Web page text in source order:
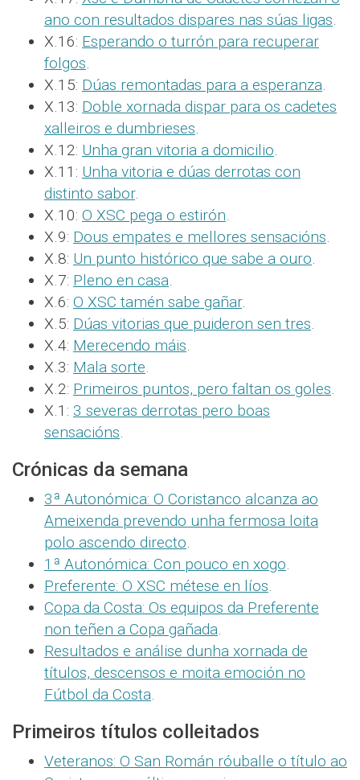
ano con resultados dispares nas súas ligas
X.16: Esperando o turrón para recuperar
folgos
X.15: Dúas remontadas para a esperanza
X.13: Doble xornada dispar para os cadetes
xalleiros e dumbrieses
X.12: Unha gran vitoria a domicilio
X.11: Unha vitoria e dúas derrotas con
distinto sabor.
X.10: O XSC pega o estirón
X.9: Dous empates e mellores sensacións
X.8: Un punto histórico que sabe a ouro
X.7: Pleno en casa
X.6: O XSC tamén sabe gañar.
X.5: Dúas vitorias que puideron sen tres
X.4: Merecendo máis
X.3: Mala sorte
X.2: Primeiros puntos, pero faltan os goles
X.1: 3 severas derrotas pero boas
sensacións
Crónicas da semana
3ª Autonómica: O Coristanco alcanza ao
Ameixenda prevendo unha fermosa loita
polo ascendo directo
1ª Autonómica: Con pouco en xogo
Preferente: O XSC métese en líos
Copa da Costa: Os equipos da Preferente
non teñen a Copa gañada
Resultados e análise dunha xornada de
títulos, descensos e moita emoción no
Fútbol da Costa
Primeiros títulos colleitados
Veteranos: O San Román róuballe o título ao